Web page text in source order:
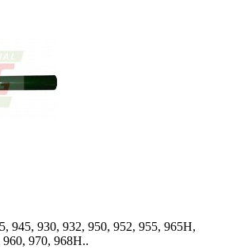
945, 930, 932, 950, 952, 955, 965H,
970, 968H..